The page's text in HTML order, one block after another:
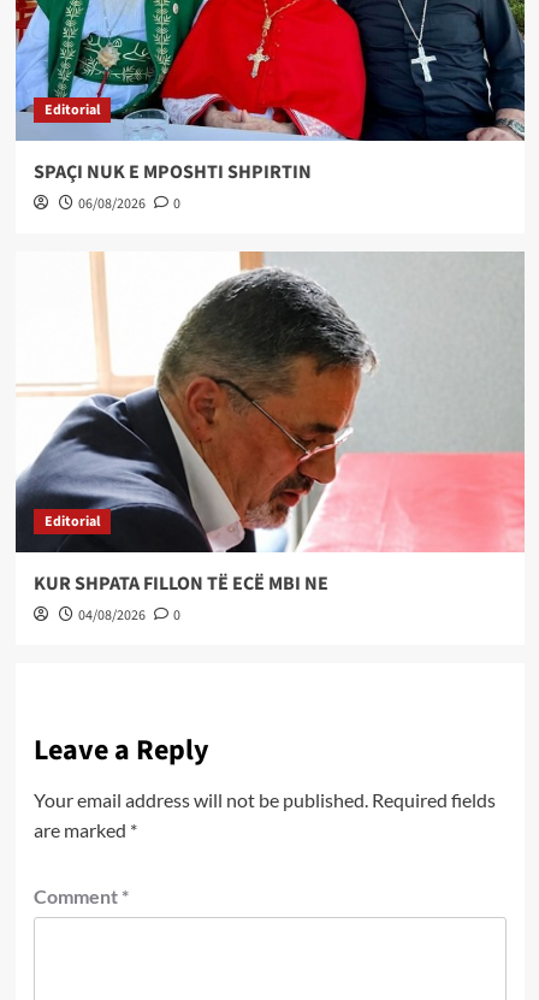
Editorial
SPAÇI NUK E MPOSHTI SHPIRTIN
06/08/2026 0
Editorial
KUR SHPATA FILLON TË ECË MBI NE
04/08/2026 0
Leave a Reply
Your email address will not be published. Required fields
are marked *
Comment *